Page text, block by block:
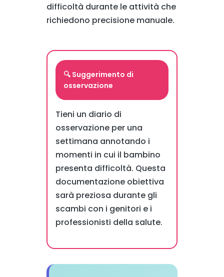
difficoltà durante le attività che
richiedono precisione manuale.
🔍 Suggerimento di
osservazione
Tieni un diario di
osservazione per una
settimana annotando i
momenti in cui il bambino
presenta difficoltà. Questa
documentazione obiettiva
sarà preziosa durante gli
scambi con i genitori e i
professionisti della salute.